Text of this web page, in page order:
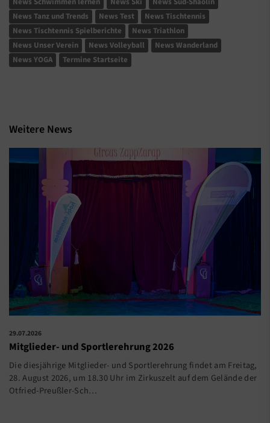
News Tanz und Trends
News Test
News Tischtennis
News Tischtennis Spielberichte
News Triathlon
News Unser Verein
News Volleyball
News Wanderland
News YOGA
Termine Startseite
Weitere News
29.07.2026
Mitglieder- und Sportlerehrung 2026
Die diesjährige Mitglieder- und Sportlerehrung findet am Freitag,
28. August 2026, um 18.30 Uhr im Zirkuszelt auf dem Gelände der
Otfried-Preußler-Sch…